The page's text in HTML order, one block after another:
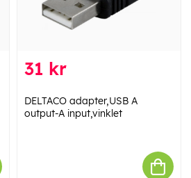
31 kr
DELTACO adapter,USB A
output-A input,vinklet